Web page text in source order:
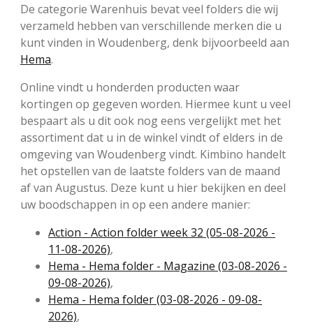
De categorie Warenhuis bevat veel folders die wij
verzameld hebben van verschillende merken die u
kunt vinden in Woudenberg, denk bijvoorbeeld aan
Hema.
Online vindt u honderden producten waar
kortingen op gegeven worden. Hiermee kunt u veel
bespaart als u dit ook nog eens vergelijkt met het
assortiment dat u in de winkel vindt of elders in de
omgeving van Woudenberg vindt. Kimbino handelt
het opstellen van de laatste folders van de maand
af van Augustus. Deze kunt u hier bekijken en deel
uw boodschappen in op een andere manier:
Action - Action folder week 32 (05-08-2026 -
11-08-2026),
Hema - Hema folder - Magazine (03-08-2026 -
09-08-2026),
Hema - Hema folder (03-08-2026 - 09-08-
2026),